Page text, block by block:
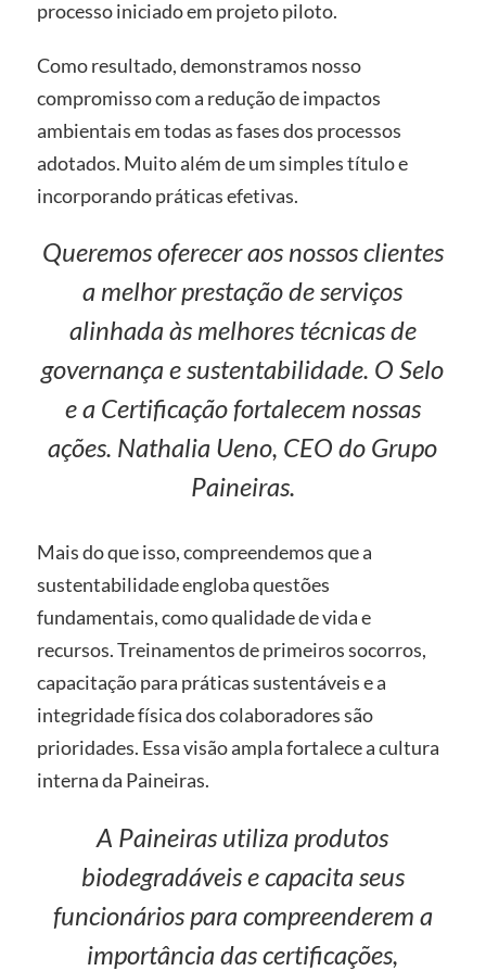
processo iniciado em projeto piloto.
Como resultado, demonstramos nosso
compromisso com a redução de impactos
ambientais em todas as fases dos processos
adotados. Muito além de um simples título e
incorporando práticas efetivas.
Queremos oferecer aos nossos clientes
a melhor prestação de serviços
alinhada às melhores técnicas de
governança e sustentabilidade. O Selo
e a Certificação fortalecem nossas
ações. Nathalia Ueno, CEO do Grupo
Paineiras.
Mais do que isso, compreendemos que a
sustentabilidade engloba questões
fundamentais, como qualidade de vida e
recursos. Treinamentos de primeiros socorros,
capacitação para práticas sustentáveis e a
integridade física dos colaboradores são
prioridades. Essa visão ampla fortalece a cultura
interna da Paineiras.
A Paineiras utiliza produtos
biodegradáveis e capacita seus
funcionários para compreenderem a
importância das certificações,